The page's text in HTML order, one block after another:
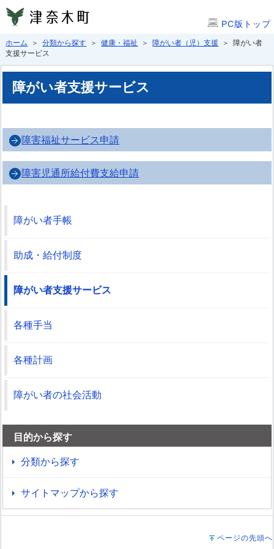
PC版トップ
ホーム ＞分類から探す ＞健康・福祉 ＞ 障がい者（児）支援
＞ 障がい者
支援サービス
障がい者支援サービス
障害福祉サービス申請
障害児通所給付費支給申請
障がい者手帳
助成・給付制度
障がい者支援サービス
各種手当
各種計画
障がい者の社会活動
目的から探す
分類から探す
サイトマップから探す
ページの先頭へ